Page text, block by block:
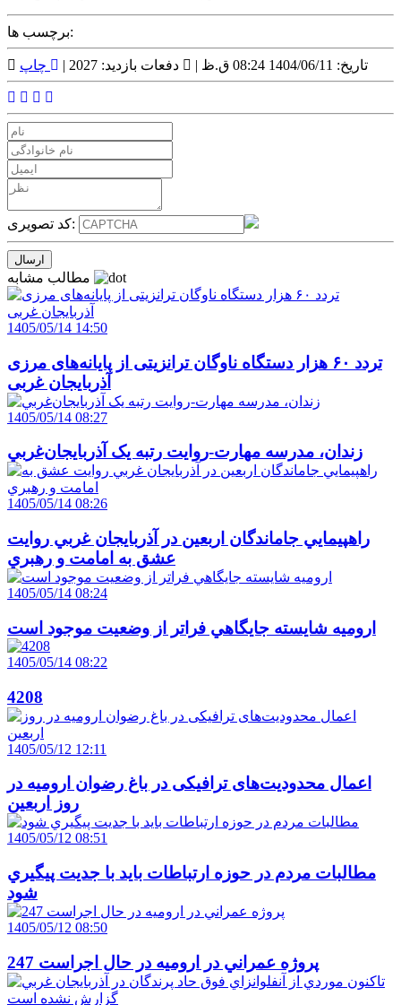
برچسب ها:
تاریخ: 1404/06/11 08:24 ق.ظ | دفعات بازدید: 2027 | چاپ
کد تصویری:
1405/05/14 14:50
تردد ۶۰ هزار دستگاه ناوگان ترانزیتی از پایانه‌های مرزی
آذربایجان ‌غربی
1405/05/14 08:27
زندان، مدرسه مهارت-روايت رتبه يک آذربايجان‌غربي
1405/05/14 08:26
راهپيمايي جاماندگان اربعين در آذربايجان غربي روايت
عشق به امامت و رهبري
1405/05/14 08:24
اروميه شايسته جايگاهي فراتر از وضعيت موجود است
1405/05/14 08:22
4208
1405/05/12 12:11
اعمال محدودیت‌های ترافیکی در باغ رضوان ارومیه در
روز اربعین
1405/05/12 08:51
مطالبات مردم در حوزه ارتباطات بايد با جديت پيگيري
شود
1405/05/12 08:50
247 پروژه عمراني در اروميه در حال اجراست